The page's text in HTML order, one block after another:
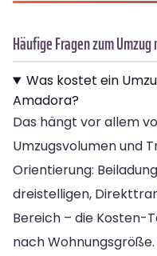
Häufige Fragen zum
Was kostet ein
Amadora?
Das hängt vor allem
Umzugsvolumen und
Orientierung:
dreistelligen,
Bereich – die Kosten-
nach